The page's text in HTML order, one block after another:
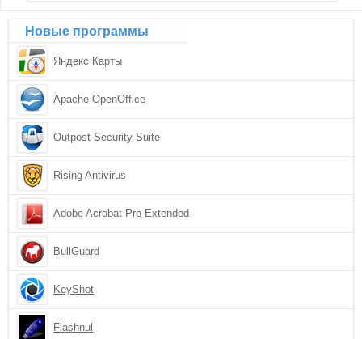
Новые программы
Яндекс Карты
Apache OpenOffice
Outpost Security Suite
Rising Antivirus
Adobe Acrobat Pro Extended
BullGuard
KeyShot
Flashnul